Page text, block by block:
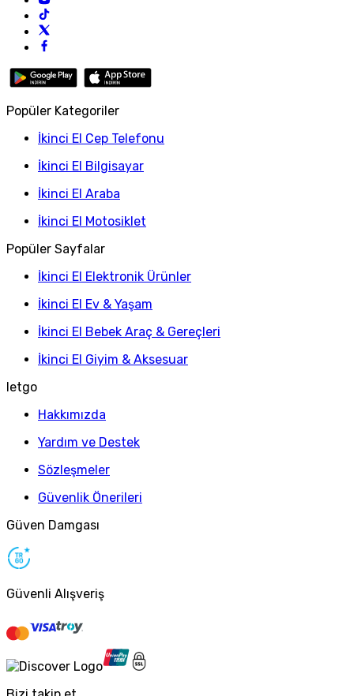
Popüler Kategoriler
İkinci El Cep Telefonu
İkinci El Bilgisayar
İkinci El Araba
İkinci El Motosiklet
Popüler Sayfalar
İkinci El Elektronik Ürünler
İkinci El Ev & Yaşam
İkinci El Bebek Araç & Gereçleri
İkinci El Giyim & Aksesuar
letgo
Hakkımızda
Yardım ve Destek
Sözleşmeler
Güvenlik Önerileri
Güven Damgası
Güvenli Alışveriş